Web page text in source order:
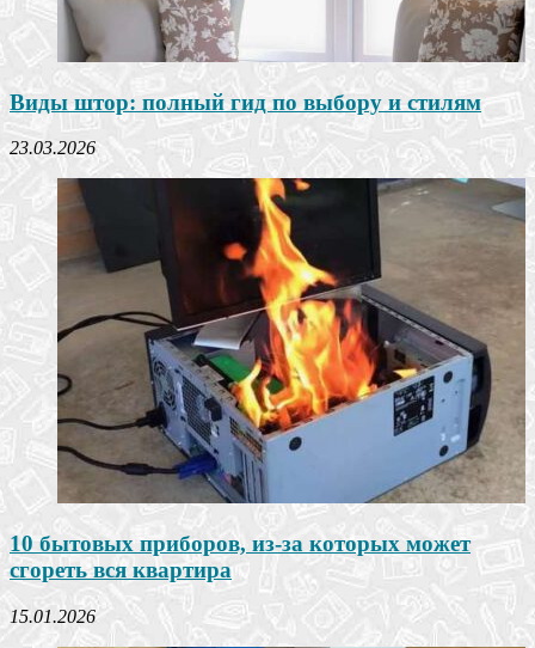
Виды штор: полный гид по выбору и стилям
23.03.2026
10 бытовых приборов, из-за которых может
сгореть вся квартира
15.01.2026